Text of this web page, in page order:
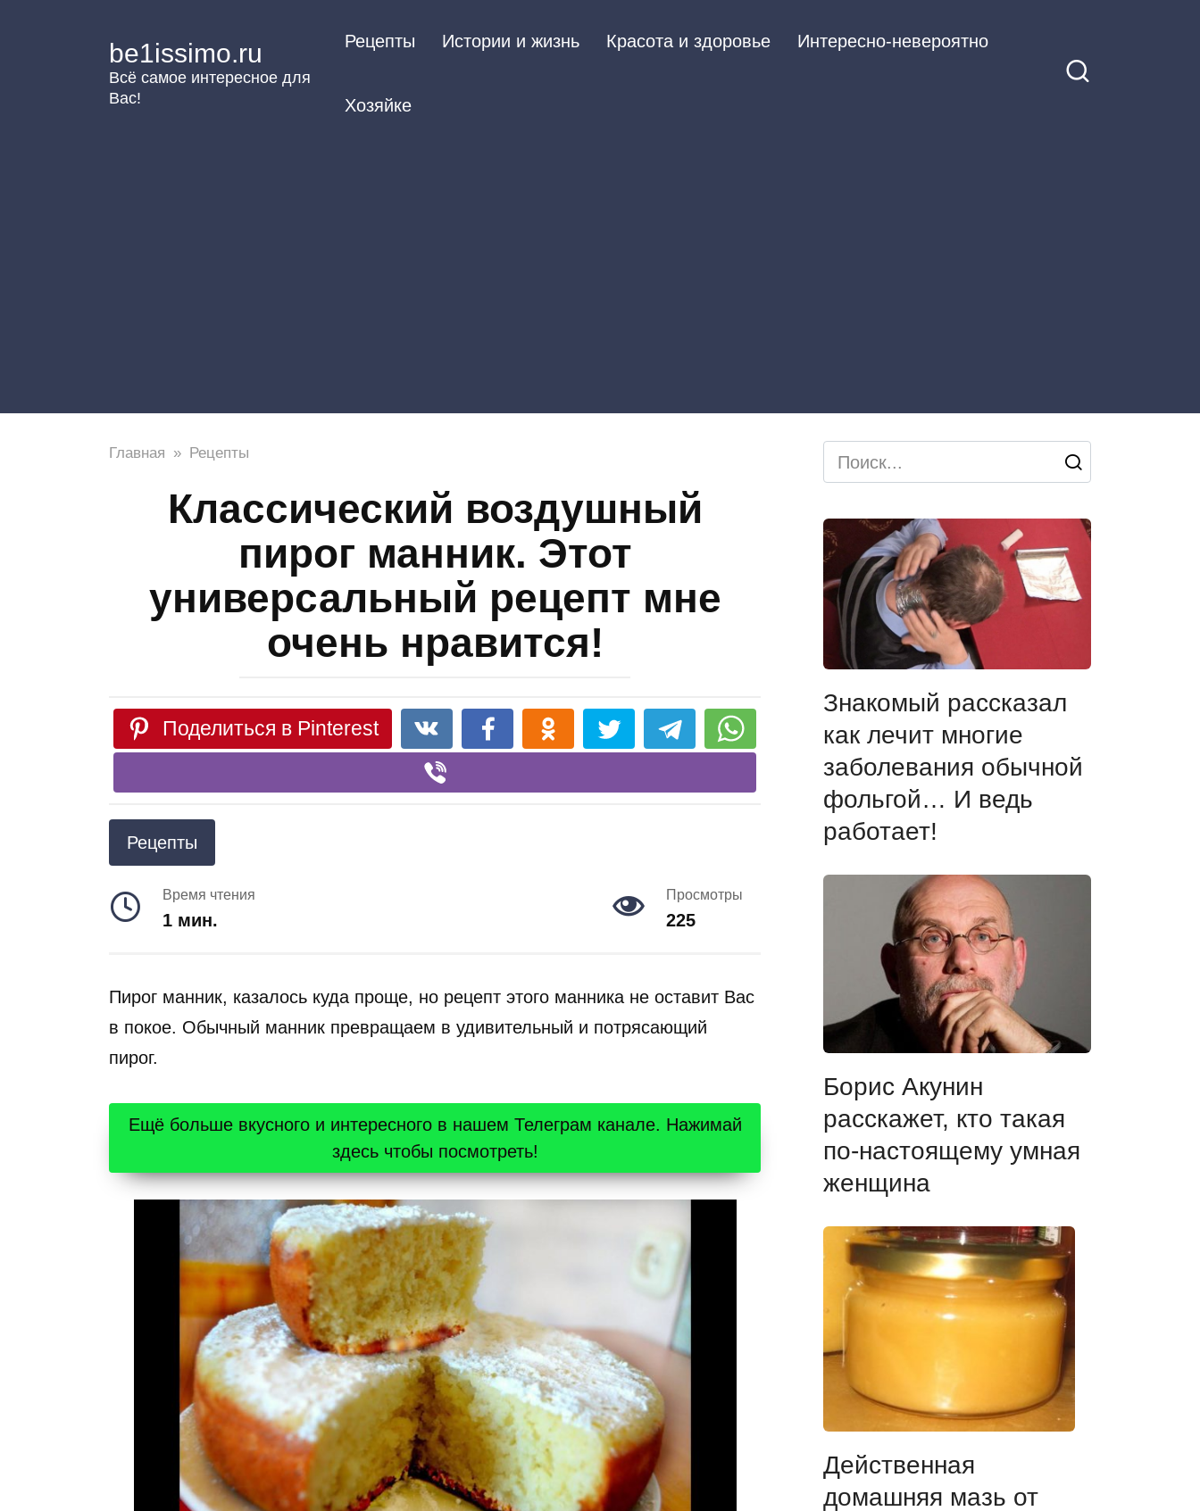
be1issimo.ru
Всё самое интересное для
Вас!
Рецепты Истории и жизнь Красота и здоровье Интересно-невероятно
Хозяйке
Главная » Рецепты
Классический воздушный
пирог манник. Этот
универсальный рецепт мне
очень нравится!
Поделиться в Pinterest
Рецепты
Время чтения
1 мин.
Просмотры
225
Пирог манник, казалось куда проще, но рецепт этого манника не оставит Вас
в покое. Обычный манник превращаем в удивительный и потрясающий
пирог.
Ещё больше вкусного и интересного в нашем Телеграм канале. Нажимай
здесь чтобы посмотреть!
Search
for:
Знакомый рассказал
как лечит многие
заболевания обычной
фольгой… И ведь
работает!
Борис Акунин
расскажет, кто такая
по-настоящему умная
женщина
Действенная
домашняя мазь от